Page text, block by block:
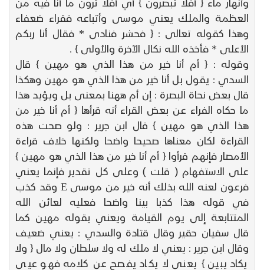
العظمة والملك يعني موسى وأتباعه فقراء ضعفاء
وهذا كقوله تعالى : { فحشر فنادى * فقال أنا ربكم
الأعلى * فأخذه الله نكال الآخرة والأولى } .
وقوله : { أم أنا خير من هذا الذي هو مهين } قال
السدي : يقول بل أنا خير من هذا الذي هو مهين وهكذا
قال بعض نحاة البصرة : إن أم ههنا بمعنى بل ويؤيد هذا
ما حكاه الفراء عن بعض القراء أنه قرأها { أم أنا خير من
هذا الذي هو مهين } قال ابن جرير : ولو صحت هذه
القراءة لكان معناها صحيحا واضحا ولكنها خلاف قراءة
الأمصار فإنهم قرأوا { أم أنا خير من هذا الذي هو مهين }
على الاستفهام ( قلت ) وعلى كل تقدير فإنما يعني
فرعون لعنه الله بذلك أنه خير من موسى E وقد كذب
في قوله هذا كذبا بينا واضحا فعليه لعائن الله
المتتابعة إلى يوم القيامة ويعني بقوله مهين كما
قال سفيان حقير وقال قتادة والسدي : يعني ضعيف
وقال ابن جرير : يعني لا ملك له ولا سلطان ولا مال { ولا
يكاد يبين } يعني لا يكاد يفصح عن كلامه فهو عيي